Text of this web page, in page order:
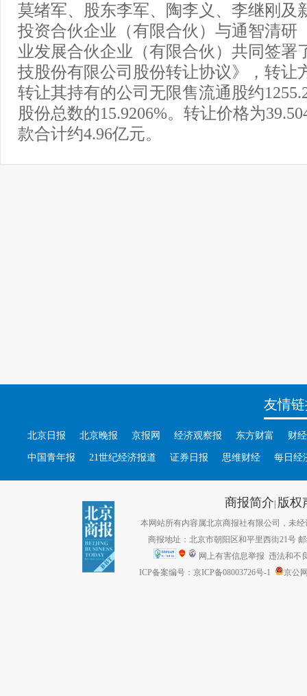
莫绪军、股东李军、陶李义、李继刚及
投资合伙企业（有限合伙）与通智清研
业发展合伙企业（有限合伙）共同签署
技股份有限公司股份转让协议》，转让
转让其持有的公司无限售流通股约
股份总数的15.9206%。转让价格为
款合计约4.96亿元。
友情
北京日报 北京晚报 京报网 经济观察报 东方财富 财
中国青年报 21世纪经济报道 证券日报 思维财经 每日经
商报简介| 版权
本网站所有内容属北京商报社有限公司，未经
商报地址：北京市朝阳区和平里西街21号
网上有害信息举报 违法和不
ICP备案编号：京ICP备08003726号-1
京公